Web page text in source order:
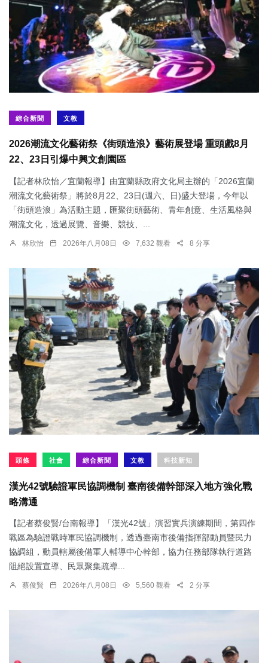
綜合新聞 文教
2026潮流文化藝術祭《街頭造浪》藝術展登場 重頭戲8月
22、23日引爆中興文創園區
【記者林欣怡／宜蘭報導】由宜蘭縣政府文化局主辦的「2026宜蘭
潮流文化藝術祭」將於8月22、23日(週六、日)盛大登場，今年以
「街頭造浪」為活動主題，匯聚街頭藝術、青年創意、生活風格與
潮流文化，透過展覽、音樂、競技、...
林欣怡 2026年八月08日 7,632 觀看 8 分享
頭條 社會 綜合新聞 文教 科技新知
漢光42號驗證軍民協調機制 臺南後備幹部深入地方強化戰
略溝通
【記者蔡俊賢/台南報導】「漢光42號」演習實兵演練期間，第四作
戰區為驗證戰時軍民協調機制，透過臺南市後備指揮部動員暨民力
協調組，動員轄屬後備軍人輔導中心幹部，協力任務部隊執行道路
阻絕設置宣導、民眾聚集疏導...
蔡俊賢 2026年八月08日 5,560 觀看 2 分享